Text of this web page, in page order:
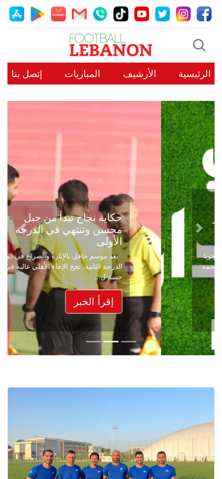
الرئيسية الأرشيف المباريات إتصل بنا
حكاية نجاح تبدأ من جبل
محسن وتنتهي في الدرجة
الأولى
بعد موسم حافل بالإثارة والصراع في دوري
الدرجة الثانية، نجح الإخاء الأهلي عاليه في
حسم ل...
إقرأ الخبر
Previous
Next